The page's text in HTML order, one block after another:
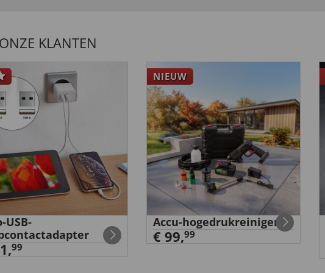
KLANTEN
USB-
99
NIEUW
Accu-hogedrukreiniger
€ 99,99